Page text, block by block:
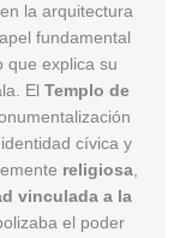
la arquitectura
fundamental
que explica su
El Templo de
cívica y
religiosa,
vinculada a la
el poder